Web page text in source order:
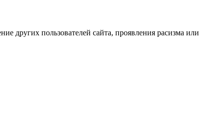
других пользователей сайта, проявления расизма или